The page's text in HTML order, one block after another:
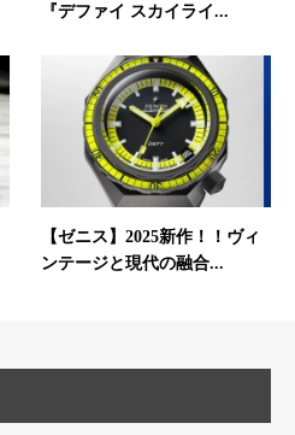
『デファイ スカイライ...
【ゼニス】2025新作！！ヴィ
ンテージと現代の融合...